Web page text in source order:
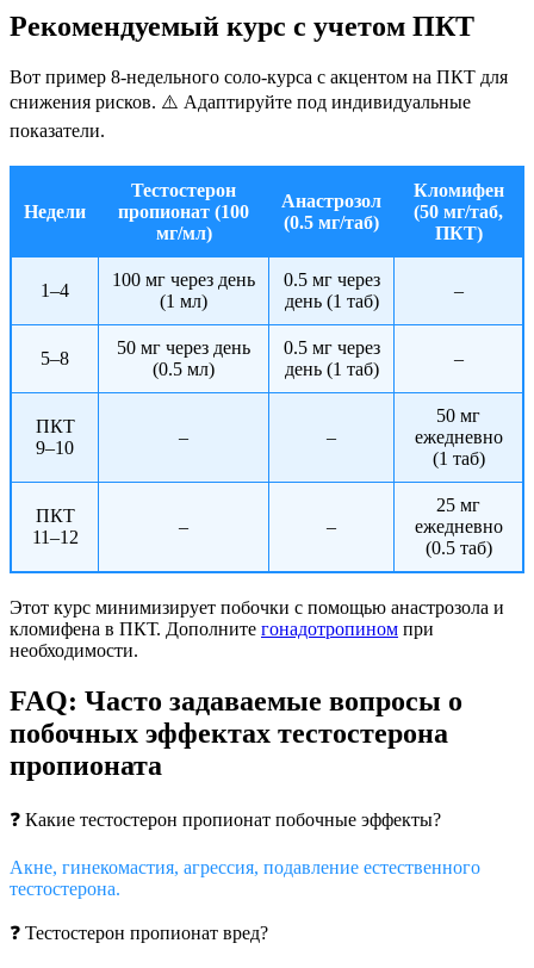
Рекомендуемый курс с учетом ПКТ
Вот пример 8-недельного соло-курса с акцентом на ПКТ для
снижения рисков. ⚠️ Адаптируйте под индивидуальные
показатели.
Недели
Тестостерон
пропионат (100
мг/мл)
Анастрозол
(0.5 мг/таб)
Кломифен
(50 мг/таб,
ПКТ)
1–4
100 мг через день
(1 мл)
0.5 мг через
день (1 таб)
–
5–8
50 мг через день
(0.5 мл)
0.5 мг через
день (1 таб)
–
ПКТ
9–10
– –
50 мг
ежедневно
(1 таб)
ПКТ
11–12
– –
25 мг
ежедневно
(0.5 таб)
Этот курс минимизирует побочки с помощью анастрозола и
кломифена в ПКТ. Дополните гонадотропином при
необходимости.
FAQ: Часто задаваемые вопросы о
побочных эффектах тестостерона
пропионата
❓ Какие тестостерон пропионат побочные эффекты?
Акне, гинекомастия, агрессия, подавление естественного
тестостерона.
❓ Тестостерон пропионат вред?